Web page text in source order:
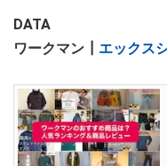
DATA
ワークマン┃ エックス